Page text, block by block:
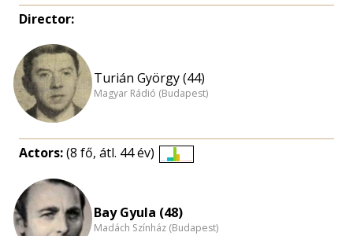
Director:
Turián György (44)
Magyar Rádió (Budapest)
Actors:(8 fő, átl. 44 év)
nagyítása
Bay Gyula (48)
Madách Színház (Budapest)